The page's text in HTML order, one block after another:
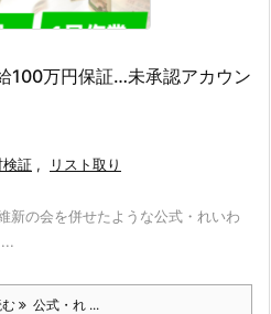
100万円保証…未承認アカウン
検証 , リスト取り
新の会を併せたような公式・れいわ
公式・れ ...